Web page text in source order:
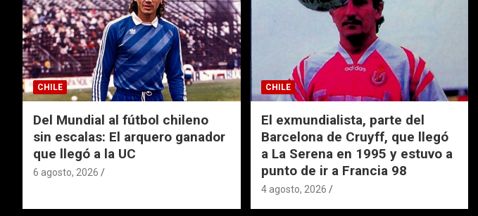
CHILE
Del Mundial al fútbol chileno
sin escalas: El arquero ganador
que llegó a la UC
6 agosto, 2026
CHILE
El exmundialista, parte del
Barcelona de Cruyff, que llegó
a La Serena en 1995 y estuvo a
punto de ir a Francia 98
4 agosto, 2026